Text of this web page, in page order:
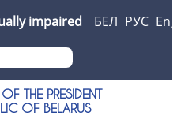
impaired БЕЛ РУС Eng
THE PRESIDENT
OF BELARUS